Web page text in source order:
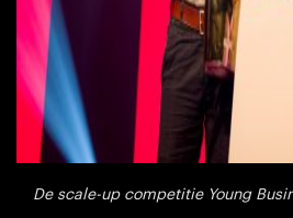
De scale-up competitie Young